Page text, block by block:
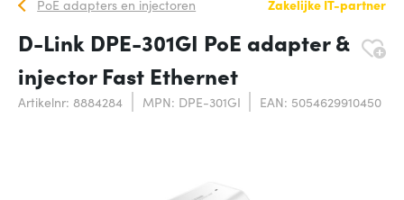
PoE adapters en injectoren Zakelijke IT-partner
D-Link DPE-301GI PoE adapter &
injector Fast Ethernet
Artikelnr: 8884284 MPN: DPE-301GI EAN: 5054629910450